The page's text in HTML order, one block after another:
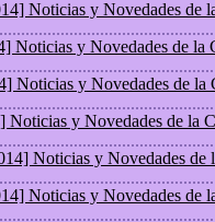
Noticias y Novedades de
Noticias y Novedades de la
Noticias y Novedades de la
Noticias y Novedades de la
Noticias y Novedades de
Noticias y Novedades de